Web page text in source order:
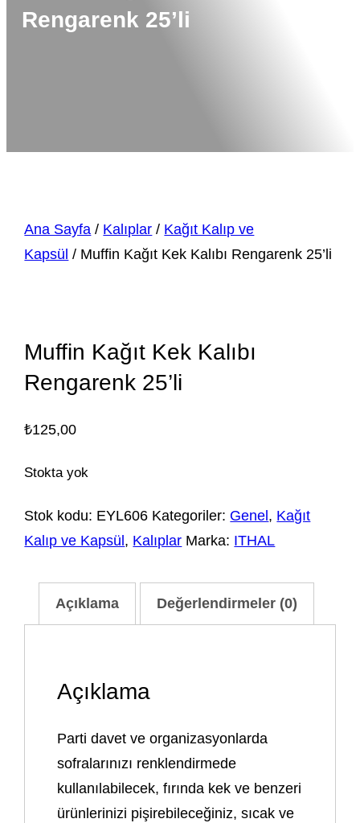
Rengarenk 25’li
Ana Sayfa / Kalıplar / Kağıt Kalıp ve
Kapsül / Muffin Kağıt Kek Kalıbı Rengarenk 25’li
Muffin Kağıt Kek Kalıbı
Rengarenk 25’li
₺125,00
Stokta yok
Stok kodu: EYL606 Kategoriler: Genel, Kağıt
Kalıp ve Kapsül, Kalıplar Marka: ITHAL
Açıklama Değerlendirmeler (0)
Açıklama
Parti davet ve organizasyonlarda
sofralarınızı renklendirmede
kullanılabilecek, fırında kek ve benzeri
ürünlerinizi pişirebileceğiniz, sıcak ve